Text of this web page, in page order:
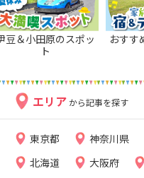
豆＆小田原のスポッ
ト
おすす
エリア から記事を探す
東京都 神奈川県
北海道
大阪府